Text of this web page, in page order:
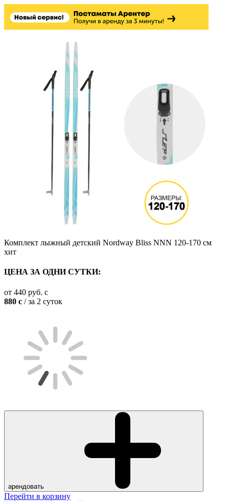
Комплект лыжный детский Nordway Bliss NNN 120-170 см
хит
ЦЕНА ЗА ОДНИ СУТКИ:
от 440 руб. c
880 c / за 2 суток
арендовать
Перейти в корзину